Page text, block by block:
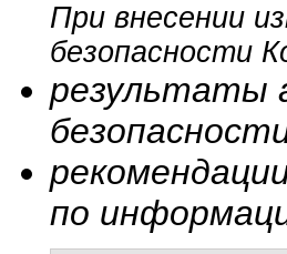
При внесении
безопасности
результаты
по